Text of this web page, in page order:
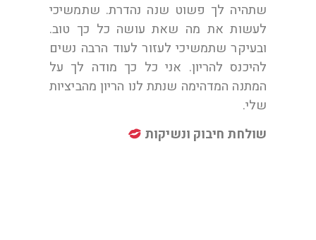
שתהיה לך פשוט שנה נהדרת. שתמשיכי
לעשות את מה שאת עושה כל כך טוב.
ובעיקר שתמשיכי לעזור לעוד הרבה נשים
להיכנס להריון. אני כל כך מודה לך על
המתנה המדהימה שנתת לנו הריון מהביציות
שלי.
שולחת חיבוק ונשיקות